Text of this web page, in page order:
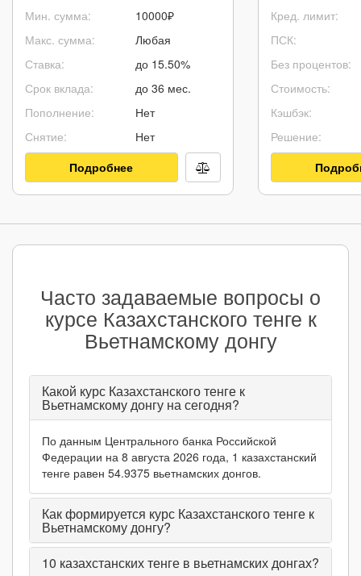
Альфа-Банка
Мин. сумма:
Макс. сумма:
Ставка:
Срок вклада:
Пополнение:
Снятие:
10000₽
Любая
до 15.50%
до 36 мес.
Нет
Нет
Подробнее
Кред. лимит:
ПСК:
Без процентов:
Стоимость:
Кэшбэк:
Решение:
Часто задаваемые вопросы о
курсе Казахстанского тенге к
Вьетнамскому донгу
Какой курс Казахстанского тенге к
Вьетнамскому донгу на сегодня?
По данным Центрального банка Российской
Федерации на 8 августа 2026 года, 1 казахстанский
тенге равен 54.9375 вьетнамских донгов.
Как формируется курс Казахстанского тенге к
Вьетнамскому донгу?
10 казахстанских тенге в вьетнамских донгах?